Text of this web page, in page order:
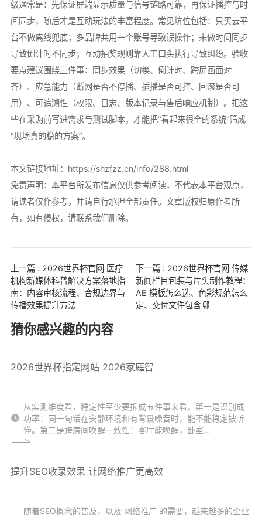
级通常是：先保证屏端显示质量与信号链路可靠，再保证播控与时
间同步，随后才是互动玩法的丰富程度。常见坑位包括：只买云平
台不做离线兜底；多品牌共用一个账号导致误操作；未做时间同步
导致倒计时不同步；互动抽奖规则靠人工口头执行导致纠纷。验收
要点建议围绕三件事：同步效果（切换、倒计时、跨屏画面对
齐）、应急能力（断网是否不停播、插播是否可控、回滚是否可
用）、可追溯性（权限、日志、版本记录与售后响应机制）。把这
些在采购前写进需求与测试脚本，才能把“看起来很全的系统”筛成
“现场真的稳的方案”。
本文链接地址： https://shzfzz.cn/info/288.html
免责声明：本平台所发布信息仅供参考阅读，不代表本平台观点，
请读者仅作参考，并请自行承担全部责任。文章版权归原作者所
有，如有侵权，请联系我们删除。
上一篇 : 2026世界杯官网 医疗
机构新媒体科普解决方案落地指
南：内容审核流程、合规边界与
传播效果提升方法
下一篇 : 2026世界杯官网 传媒
新闻栏目包装与片头制作教程：
AE 模板怎么选、色彩规范怎么
定、交付文件包含哪
猜你感兴趣的内容
2026世界杯指定网站 2026家庭智
从实测维度看，稳定性至少要拆成五件事来看。第一是识别成
功率：同一句话在安静环境和有背景噪音时，能不能稳定被听
懂。第二是跨房间唤醒一致性：客厅能唤醒，卧室...
提升SEO收录效果 让网络推广更高效
随着SEO概念的普及，以及 网络推广 的需要，越来越多的企业